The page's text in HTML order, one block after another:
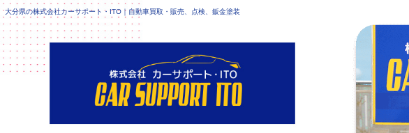
大分県の株式会社カーサポート・ITO｜自動車買取・販売、点検、鈑金塗装